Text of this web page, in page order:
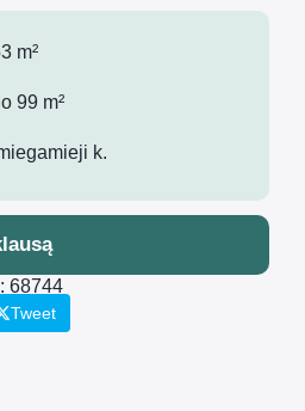
m²
99 m²
k.
68744
Tweet